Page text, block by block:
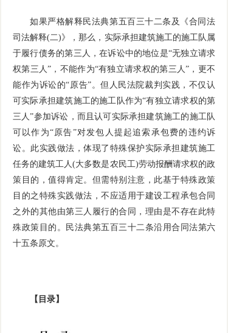
如果严格解释民法典第五百三十二条及《合同法
司法解释(二)》，那么，实际承担建筑施工的施工队属
于履行债务的第三人，在诉讼中的地位是“无独立请求
权第三人”，不能作为“有独立请求权的第三人”，更不
能作为诉讼的“原告”。但人民法院裁判实践，不仅认
可实际承担建筑施工的施工队作为“有独立请求权的第
三人”参加诉讼，而且认可实际承担建筑施工的施工队
可以作为“原告”对发包人提起追索承包费的违约诉
讼。此实践做法，体现了特殊保护实际承担建筑施工
任务的建筑工人(大多数是农民工)劳动报酬请求权的政
策目的，值得肯定。但需特别注意，此基于特殊政策
目的之特殊实践做法，不应适用于建设工程承包合同
之外的其他由第三人履行的合同，理由是不存在此特
殊政策目的。民法典第五百三十二条沿用合同法第六
十五条原文。
【目录】